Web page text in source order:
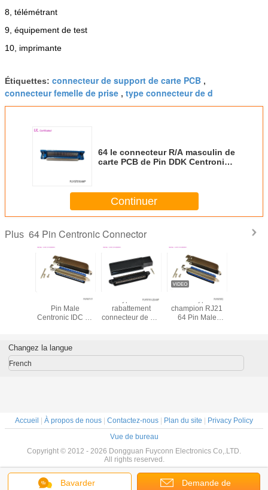
8, télémétrant
9, équipement de test
10, imprimante
Étiquettes: connecteur de support de carte PCB ,
connecteur femelle de prise , type connecteur de d
64 le connecteur R/A masculin de
carte PCB de Pin DDK Centronic
Continuer
Plus 64 Pin Centronic Connector
avec
UL
Connecteur de
Pin Male
Centronic IDC du
2.16mm avec la
couverture
d'entrée
Type de
rabattement
connecteur de Pin
avec la couverture
70640 type du
champion RJ21
64 Pin Male
connecteur
la couverture
Bavarder Demande de
Changez la langue
French
Accueil À propos de nous Contactez-nous Plan du site
Privacy Policy
Vue de bureau
Copyright © 2012 - 2026 Dongguan Fuyconn Electronics Co,.LTD.
All rights reserved.